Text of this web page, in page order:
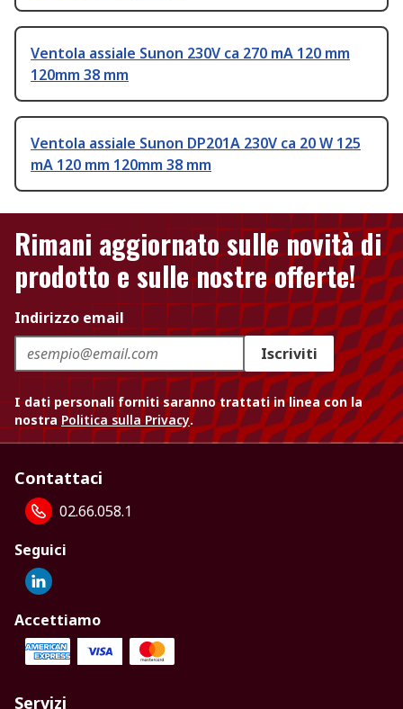
Ventola assiale Sunon 230V ca 270 mA 120 mm
120mm 38 mm
Ventola assiale Sunon DP201A 230V ca 20 W 125
mA 120 mm 120mm 38 mm
Rimani aggiornato sulle novità di
prodotto e sulle nostre offerte!
Indirizzo email
Iscriviti
I dati personali forniti saranno trattati in linea con la
nostra Politica sulla Privacy.
Contattaci
02.66.058.1
Seguici
Accettiamo
Servizi